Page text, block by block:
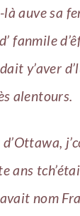
auve sa
fanmile
y’aver
alentours.
ans
nom